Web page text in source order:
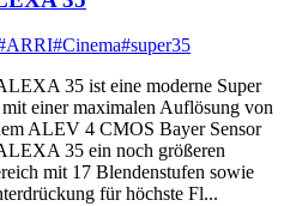
#Cinema#super35
35 ist eine moderne Super
einer maximalen Auflösung von
ALEV 4 CMOS Bayer Sensor
35 ein noch größeren
mit 17 Blendenstufen sowie
für höchste Fl...